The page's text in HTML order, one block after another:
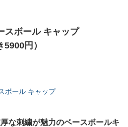
スボール キャップ
円）
ボール キャップ
な刺繍が魅力のベースボールキ